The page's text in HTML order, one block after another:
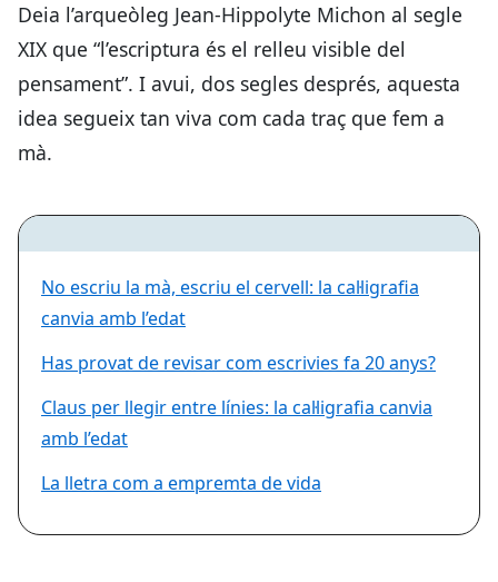
Deia l’arqueòleg Jean-Hippolyte Michon al segle
XIX que “l’escriptura és el relleu visible del
pensament”. I avui, dos segles després, aquesta
idea segueix tan viva com cada traç que fem a
mà.
No escriu la mà, escriu el cervell: la cal·ligrafia
canvia amb l’edat
Has provat de revisar com escrivies fa 20 anys?
Claus per llegir entre línies: la cal·ligrafia canvia
amb l’edat
La lletra com a empremta de vida